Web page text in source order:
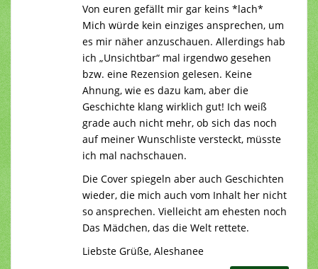
Von euren gefällt mir gar keins *lach*
Mich würde kein einziges ansprechen, um
es mir näher anzuschauen. Allerdings hab
ich „Unsichtbar“ mal irgendwo gesehen
bzw. eine Rezension gelesen. Keine
Ahnung, wie es dazu kam, aber die
Geschichte klang wirklich gut! Ich weiß
grade auch nicht mehr, ob sich das noch
auf meiner Wunschliste versteckt, müsste
ich mal nachschauen.
Die Cover spiegeln aber auch Geschichten
wieder, die mich auch vom Inhalt her nicht
so ansprechen. Vielleicht am ehesten noch
Das Mädchen, das die Welt rettete.
Liebste Grüße, Aleshanee